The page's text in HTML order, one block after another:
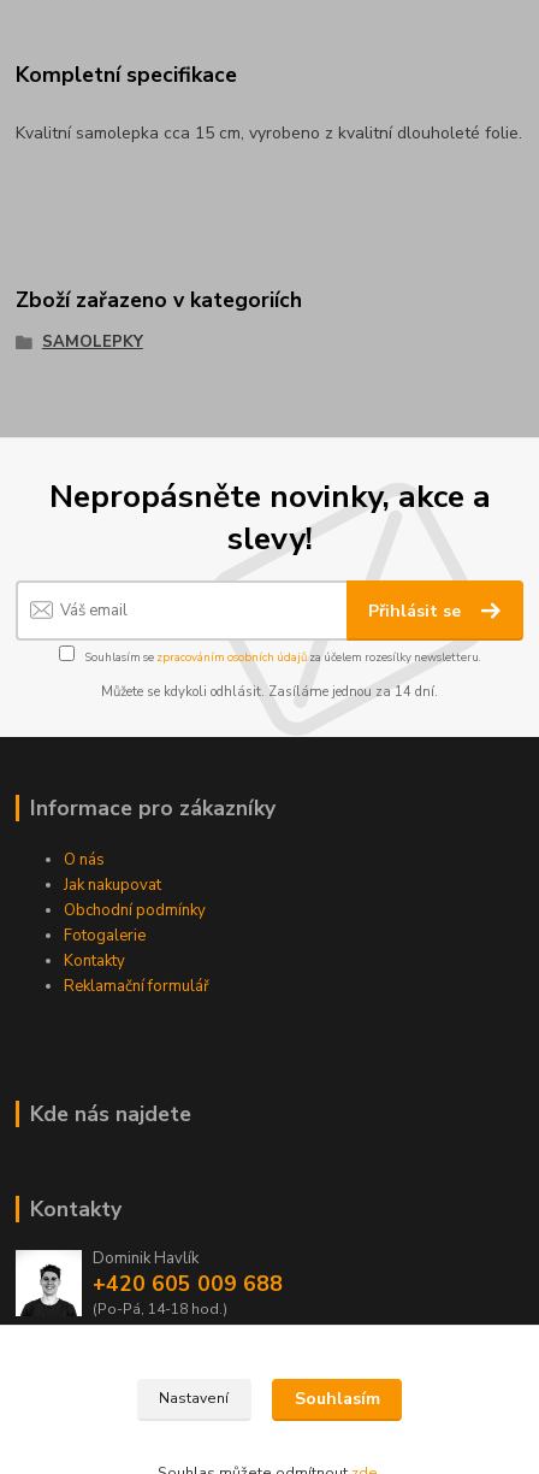
Kompletní specifikace
Kvalitní samolepka cca 15 cm, vyrobeno z kvalitní dlouholeté folie.
Zboží zařazeno v kategoriích
SAMOLEPKY
Nepropásněte novinky, akce a
slevy!
Přihlásit se
Souhlasím se zpracováním osobních údajůza účelem rozesílky newsletteru.
Můžete se kdykoli odhlásit. Zasíláme jednou za 14 dní.
Informace pro zákazníky
O nás
Jak nakupovat
Obchodní podmínky
Fotogalerie
Kontakty
Reklamační formulář
Kde nás najdete
Kontakty
Dominik Havlík
+420 605 009 688
(Po-Pá, 14-18 hod.)
Nastavení Souhlasím